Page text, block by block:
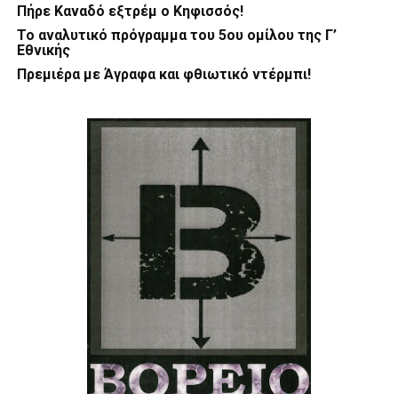
Πήρε Καναδό εξτρέμ ο Κηφισσός!
Το αναλυτικό πρόγραμμα του 5ου ομίλου της Γ’
Εθνικής
Πρεμιέρα με Άγραφα και φθιωτικό ντέρμπι!